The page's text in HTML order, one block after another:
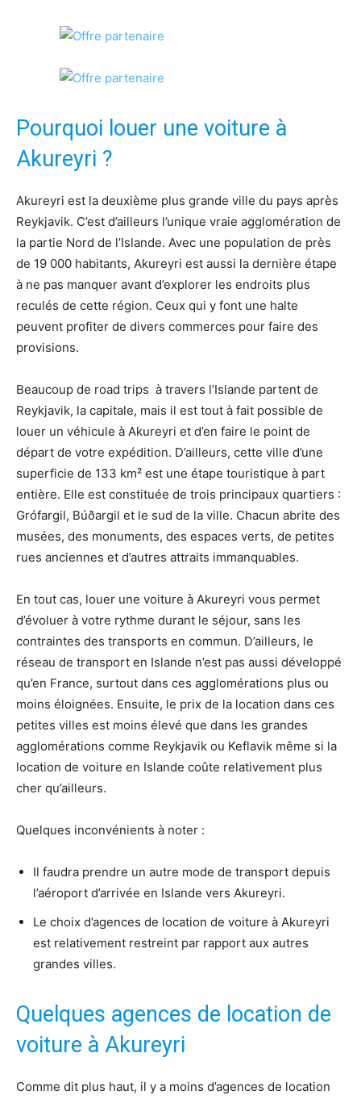
Pourquoi louer une voiture à
Akureyri ?
Akureyri est la deuxième plus grande ville du pays après
Reykjavik. C’est d’ailleurs l’unique vraie agglomération de
la partie Nord de l’Islande. Avec une population de près
de 19 000 habitants, Akureyri est aussi la dernière étape
à ne pas manquer avant d’explorer les endroits plus
reculés de cette région. Ceux qui y font une halte
peuvent profiter de divers commerces pour faire des
provisions.
Beaucoup de road trips à travers l’Islande partent de
Reykjavik, la capitale, mais il est tout à fait possible de
louer un véhicule à Akureyri et d’en faire le point de
départ de votre expédition. D’ailleurs, cette ville d’une
superficie de 133 km² est une étape touristique à part
entière. Elle est constituée de trois principaux quartiers :
Grófargil, Búðargil et le sud de la ville. Chacun abrite des
musées, des monuments, des espaces verts, de petites
rues anciennes et d’autres attraits immanquables.
En tout cas, louer une voiture à Akureyri vous permet
d’évoluer à votre rythme durant le séjour, sans les
contraintes des transports en commun. D’ailleurs, le
réseau de transport en Islande n’est pas aussi développé
qu’en France, surtout dans ces agglomérations plus ou
moins éloignées. Ensuite, le prix de la location dans ces
petites villes est moins élevé que dans les grandes
agglomérations comme Reykjavik ou Keflavik même si la
location de voiture en Islande coûte relativement plus
cher qu’ailleurs.
Quelques inconvénients à noter :
Il faudra prendre un autre mode de transport depuis
l’aéroport d’arrivée en Islande vers Akureyri.
Le choix d’agences de location de voiture à Akureyri
est relativement restreint par rapport aux autres
grandes villes.
Quelques agences de location de
voiture à Akureyri
Comme dit plus haut, il y a moins d’agences de location